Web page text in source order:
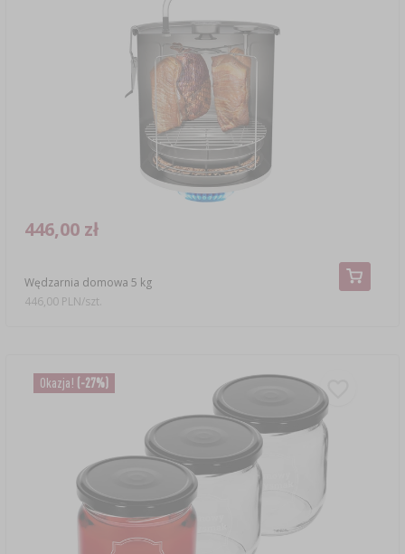
Wędzarnia domowa 5 kg
446,00 zł
446,00 PLN/szt.
Okazja! (-27%)